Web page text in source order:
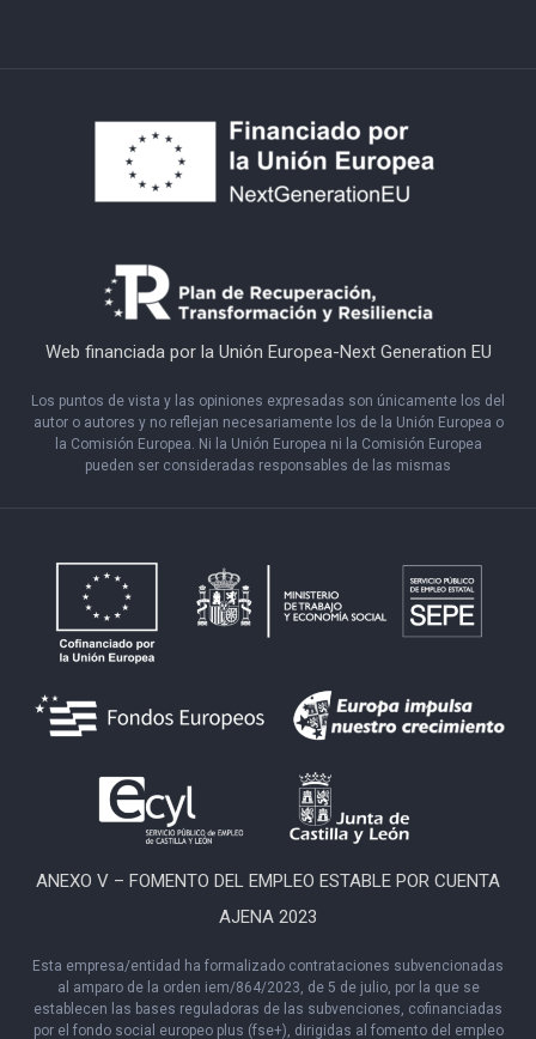
Web financiada por la Unión Europea-Next Generation EU
Los puntos de vista y las opiniones expresadas son únicamente los del
autor o autores y no reflejan necesariamente los de la Unión Europea o
la Comisión Europea. Ni la Unión Europea ni la Comisión Europea
pueden ser consideradas responsables de las mismas
ANEXO V – FOMENTO DEL EMPLEO ESTABLE POR CUENTA
AJENA 2023
Esta empresa/entidad ha formalizado contrataciones subvencionadas
al amparo de la orden iem/864/2023, de 5 de julio, por la que se
establecen las bases reguladoras de las subvenciones, cofinanciadas
por el fondo social europeo plus (fse+), dirigidas al fomento del empleo